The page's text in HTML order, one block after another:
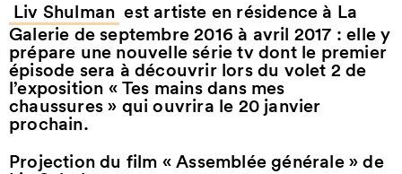
Liv Shulman est artiste en résidence à La
Galerie de septembre 2016 à avril 2017 : elle y
prépare une nouvelle série tv dont le premier
épisode sera à découvrir lors du volet 2 de
l’exposition « Tes mains dans mes
chaussures » qui ouvrira le 20 janvier
prochain.
Projection du film « Assemblée générale » de